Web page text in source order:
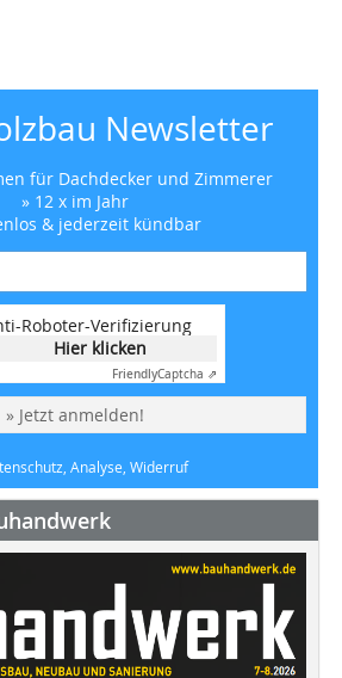
Newsletter
für Dachdecker und Zimmerer
» 12 x im Jahr
& jederzeit kündbar
Roboter-Verifizierung
Hier klicken
FriendlyCaptcha ⇗
» Jetzt anmelden!
Analyse, Widerruf